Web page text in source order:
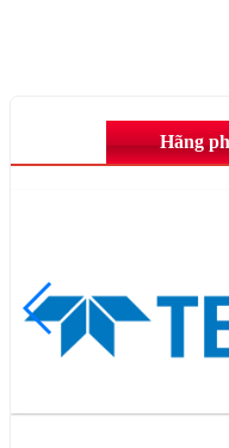
Hãng